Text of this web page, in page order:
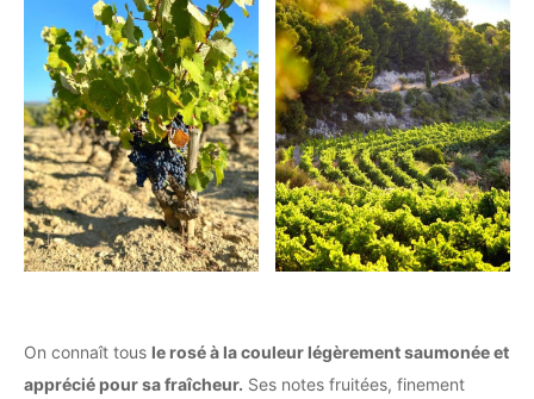
On connaît tous le rosé à la couleur légèrement saumonée et
apprécié pour sa fraîcheur. Ses notes fruitées, finement